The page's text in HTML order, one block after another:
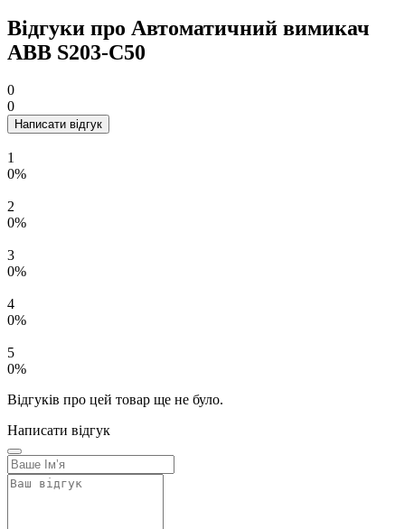
Відгуки про Автоматичний вимикач
ABB S203-С50
0
0
Написати відгук
1
0%
2
0%
3
0%
4
0%
5
0%
Відгуків про цей товар ще не було.
Написати відгук